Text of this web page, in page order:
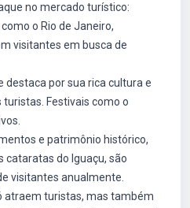
no mercado turístico:
o Rio de Janeiro,
visitantes em busca de
destaca por sua rica cultura e
Festivais como o
e patrimônio histórico,
cataratas do Iguaçu, são
visitantes anualmente.
atraem turistas, mas também